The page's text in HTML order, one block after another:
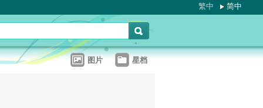
繁中 简中
图片 星档